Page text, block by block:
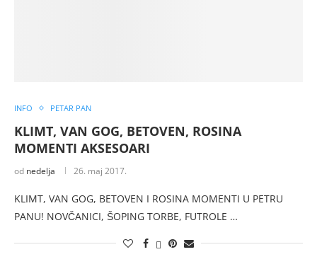
INFO PETAR PAN
KLIMT, VAN GOG, BETOVEN, ROSINA
MOMENTI AKSESOARI
od nedelja 26. maj 2017.
KLIMT, VAN GOG, BETOVEN I ROSINA MOMENTI U PETRU
PANU! NOVČANICI, ŠOPING TORBE, FUTROLE …